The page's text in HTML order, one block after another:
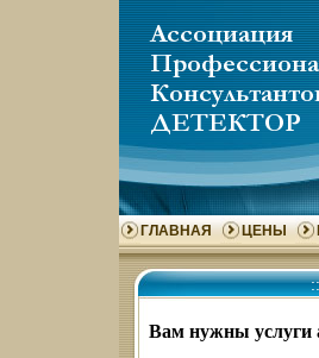
ГЛАВНАЯ ЦЕНЫ
Вам нужны услуги